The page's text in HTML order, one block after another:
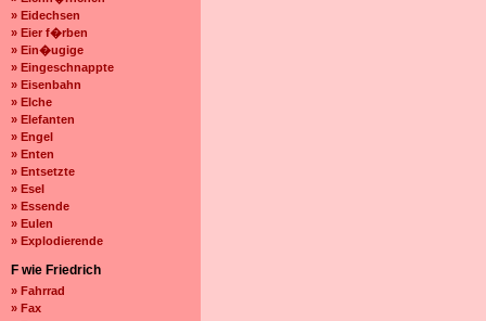
» Eidechsen
» Eier f�rben
» Ein�ugige
» Eingeschnappte
» Eisenbahn
» Elche
» Elefanten
» Engel
» Enten
» Entsetzte
» Esel
» Essende
» Eulen
» Explodierende
F wie Friedrich
» Fahrrad
» Fax